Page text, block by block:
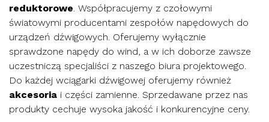
reduktorowe. Współpracujemy z czołowymi
światowymi producentami zespołów napędowych do
urządzeń dźwigowych. Oferujemy wyłącznie
sprawdzone napędy do wind, a w ich doborze zawsze
uczestniczą specjaliści z naszego biura projektowego.
Do każdej wciągarki dźwigowej oferujemy również
akcesoria i części zamienne. Sprzedawane przez nas
produkty cechuje wysoka jakość i konkurencyjne ceny.